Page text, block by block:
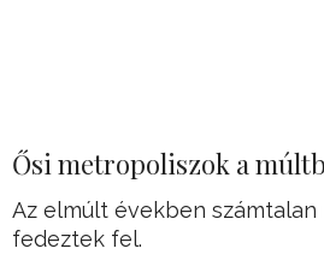
Ősi metropoliszok a
Az elmúlt években
fedeztek fel.